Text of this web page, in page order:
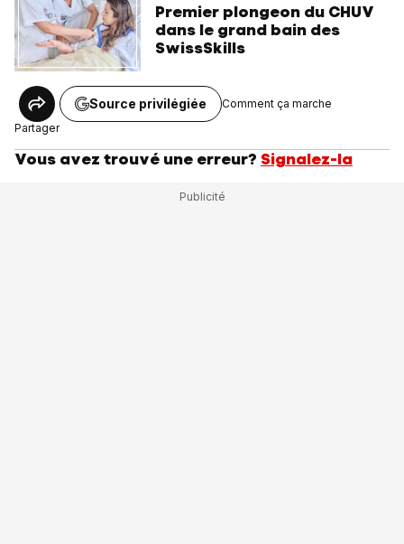
Premier plongeon du CHUV
dans le grand bain des
SwissSkills
Partager
Source privilégiée Comment ça marche
Vous avez trouvé une erreur? Signalez-la